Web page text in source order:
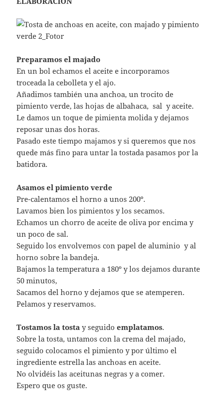
Preparamos el majado
En un bol echamos el aceite e incorporamos
troceada la cebolleta y el ajo.
Añadimos también una anchoa, un trocito de
pimiento verde, las hojas de albahaca, sal y aceite.
Le damos un toque de pimienta molida y dejamos
reposar unas dos horas.
Pasado este tiempo majamos y si queremos que nos
quede más fino para untar la tostada pasamos por la
batidora.
Asamos el pimiento verde
Pre-calentamos el horno a unos 200º.
Lavamos bien los pimientos y los secamos.
Echamos un chorro de aceite de oliva por encima y
un poco de sal.
Seguido los envolvemos con papel de aluminio y al
horno sobre la bandeja.
Bajamos la temperatura a 180º y los dejamos durante
50 minutos,
Sacamos del horno y dejamos que se atemperen.
Pelamos y reservamos.
Tostamos la tosta y seguido emplatamos.
Sobre la tosta, untamos con la crema del majado,
seguido colocamos el pimiento y por último el
ingrediente estrella las anchoas en aceite.
No olvidéis las aceitunas negras y a comer.
Espero que os guste.